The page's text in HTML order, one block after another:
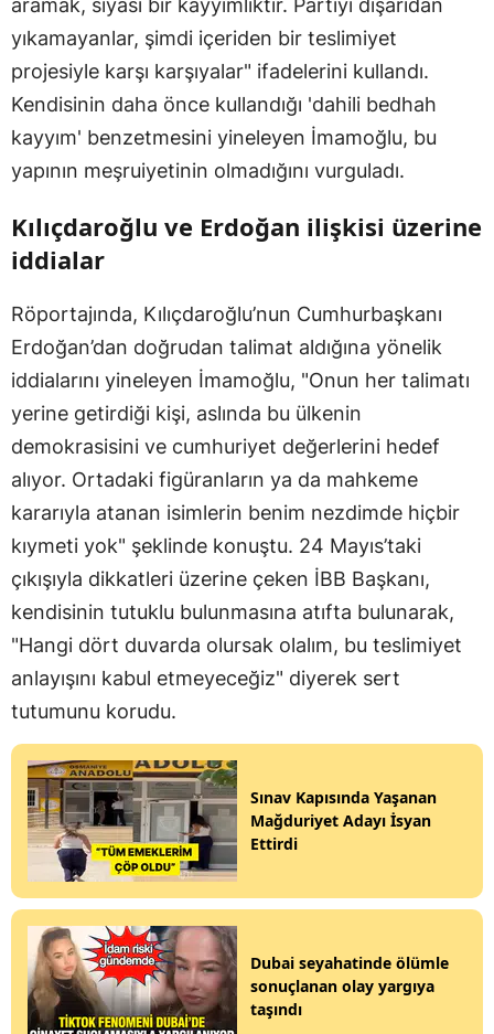
aramak, siyasi bir kayyımlıktır. Partiyi dışarıdan
yıkamayanlar, şimdi içeriden bir teslimiyet
projesiyle karşı karşıyalar" ifadelerini kullandı.
Kendisinin daha önce kullandığı 'dahili bedhah
kayyım' benzetmesini yineleyen İmamoğlu, bu
yapının meşruiyetinin olmadığını vurguladı.
Kılıçdaroğlu ve Erdoğan ilişkisi üzerine
iddialar
Röportajında, Kılıçdaroğlu’nun Cumhurbaşkanı
Erdoğan’dan doğrudan talimat aldığına yönelik
iddialarını yineleyen İmamoğlu, "Onun her talimatı
yerine getirdiği kişi, aslında bu ülkenin
demokrasisini ve cumhuriyet değerlerini hedef
alıyor. Ortadaki figüranların ya da mahkeme
kararıyla atanan isimlerin benim nezdimde hiçbir
kıymeti yok" şeklinde konuştu. 24 Mayıs’taki
çıkışıyla dikkatleri üzerine çeken İBB Başkanı,
kendisinin tutuklu bulunmasına atıfta bulunarak,
"Hangi dört duvarda olursak olalım, bu teslimiyet
anlayışını kabul etmeyeceğiz" diyerek sert
tutumunu korudu.
Sınav Kapısında Yaşanan
Mağduriyet Adayı İsyan
Ettirdi
Dubai seyahatinde ölümle
sonuçlanan olay yargıya
taşındı